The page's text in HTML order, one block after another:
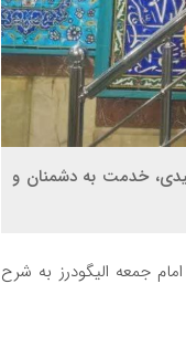
خدمت به دشمنان و
جمعه الیگودرز به شرح